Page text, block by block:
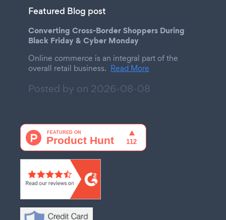
Featured Blog post
Converting Cross-Border Shoppers During
Black Friday & Cyber Monday
Online commerce is an integral part of the
overall retail business. Read More
Posted by on 2026-08-08